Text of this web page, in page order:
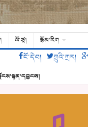
ལོ་ཙཱ།
རྩོམ་རིག
ངོ་དེབ།
ཀྲུའི་ཀྲར།